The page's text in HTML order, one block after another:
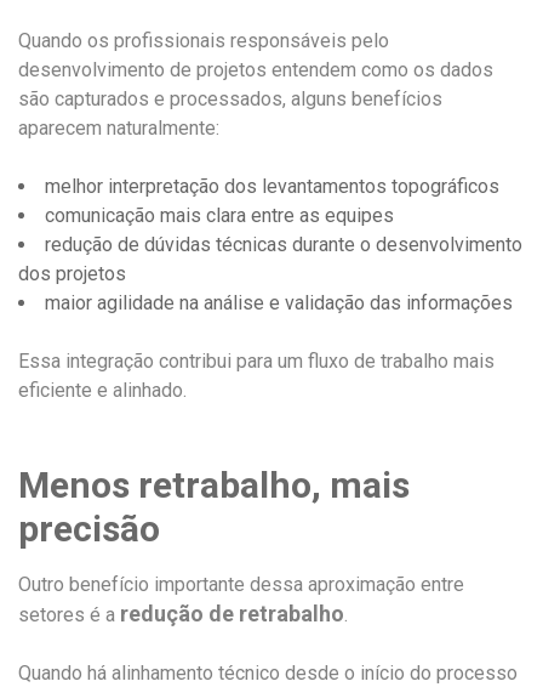
Quando os profissionais responsáveis pelo
desenvolvimento de projetos entendem como os dados
são capturados e processados, alguns benefícios
aparecem naturalmente:
melhor interpretação dos levantamentos topográficos
comunicação mais clara entre as equipes
redução de dúvidas técnicas durante o desenvolvimento
dos projetos
maior agilidade na análise e validação das informações
Essa integração contribui para um fluxo de trabalho mais
eficiente e alinhado.
Menos retrabalho, mais
precisão
Outro benefício importante dessa aproximação entre
setores é a redução de retrabalho
Quando há alinhamento técnico desde o início do processo